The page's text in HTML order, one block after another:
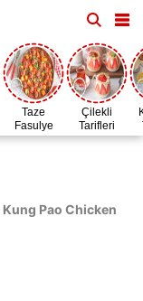
Taze
Fasulye
Zamanı
Çilekli
Tarifleri
Kung Pao Chicken